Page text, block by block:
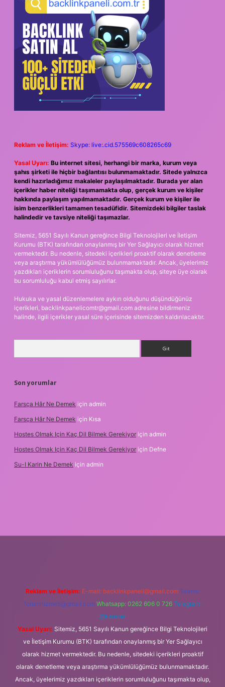
Reklam ve İletişim: Skype: live:.cid.575569c608265c69
Yasal Uyarı: Bu internet sitesi, herhangi bir marka, kurum veya
şahıs şirketi ile hiçbir bağlantısı bulunmamaktadır. Sitede yalnızca
kendi hazırladığımız makaleler paylaşılmaktadır. Burada yer alan
içerikler haber niteliği taşımamakta olup, gerçek kurum ve kişiler
hakkında paylaşım yapılmamaktadır. Gerçek kurum ve kişiler ile
isim benzerlikleri tamamen tesadüfidir. Sitemizdeki bilgiler taslak
halindedir ve tavsiye niteliği taşımazlar.
Sitemiz, 5651 Sayılı Kanun gereğince Bilgi Teknolojileri ve İletişim
Kurumu (BTK) tarafından onaylanmış bir Yer Sağlayıcı olarak hizmet
vermektedir. Bu nedenle, sitedeki içerikleri proaktif olarak denetleme
veya araştırma yükümlülüğümüz bulunmamaktadır. Ancak, üyelerimiz
yazdıkları içeriklerin sorumluluğunu taşımakta olup, siteye üye olarak
bu sorumluluğu kabul etmiş sayılırlar.
Hukuka ve yasal düzenlemelere aykırı olduğunu düşündüğünüz
içerikleri, backlinkpanelicomtr@gmail.com adresine bildirmeniz
halinde, ilgili içerikler yasal süre içerisinde sitemizden kaldırılacaktır.
Son yorumlar
Farsça Hâr Ne Demek için admin
Farsça Hâr Ne Demek için Kısa
Hostes Olmak Için Kaç Dil Bilmek Gerekiyor için admin
Hostes Olmak Için Kaç Dil Bilmek Gerekiyor için Defne
Su-I Karin Ne Demek için admin
Reklam ve İletişim: E-mail: backlinkpaneli@gmail.com Teams:
forumhizmeti@gmail.com Whatsapp: 0262 606 0 726 Telegram:
@karabul
Yasal Uyarı: Sitemiz, 5651 Sayılı Kanun gereğince Bilgi Teknolojileri
ve İletişim Kurumu (BTK) tarafından onaylanmış bir Yer Sağlayıcı
olarak hizmet vermektedir. Bu nedenle, sitedeki içerikleri proaktif
olarak denetleme veya araştırma yükümlülüğümüz bulunmamaktadır.
Ancak, üyelerimiz yazdıkları içeriklerin sorumluluğunu taşımakta olup,